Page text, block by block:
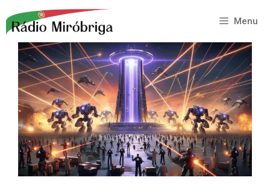
para
conteúdo
Menu